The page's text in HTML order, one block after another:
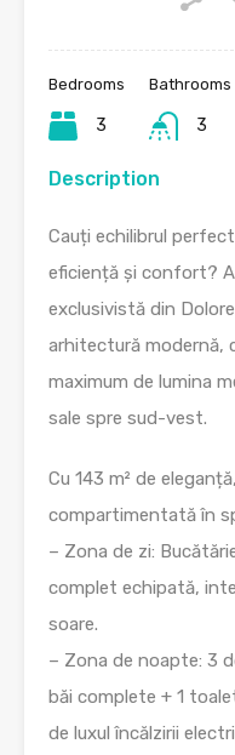
Bedrooms
3
Bathrooms
3
Description
Cauți echilibrul
eficiență și confort?
exclusivistă din
arhitectură modernă,
maximum de lumina
sale spre sud-vest.
Cu 143 m² de
compartimentată în
– Zona de zi:
complet echipată,
soare.
– Zona de noapte: 3
băi complete + 1
de luxul încălzirii